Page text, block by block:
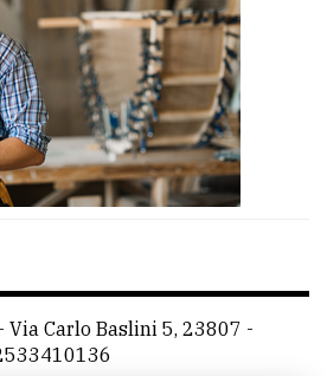
- Via Carlo Baslini 5, 23807 -